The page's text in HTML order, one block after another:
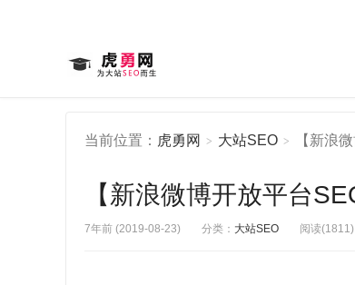
当前位置： 虎勇网 > 大站SEO > 【新浪
【新浪微博开放平台
7年前 (2019-08-23) 分类： 大站SEO 阅读(1811)